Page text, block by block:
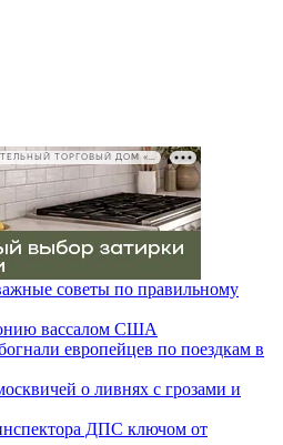
РЕКЛАМА • ООО СТРОИТЕЛЬНЫЙ ТОРГОВЫЙ ДОМ «ПЕТРОВИЧ», ИНН 7802348846
советы по правильному
вассалом США
европейцев по поездкам в
о ливнях с грозами и
ДПС ключом от